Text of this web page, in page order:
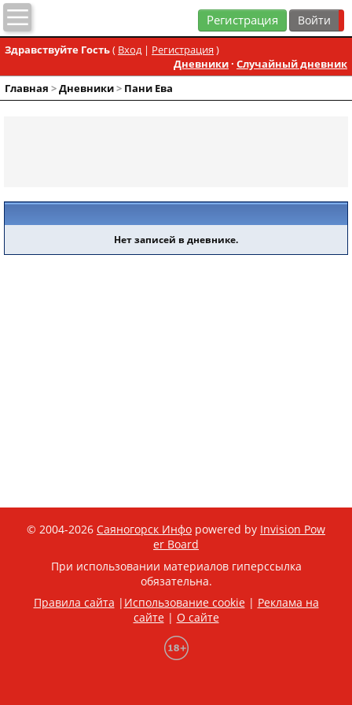
Регистрация
Здравствуйте Гость( Вход| Регистрация )
Дневники· Случайный дневник
Главная >Дневники> Пани Ева
Нет записей в дневнике.
© 2004-2026 Саяногорск Инфо powered by Invision Pow
er Board
При использовании материалов гиперссылка
обязательна.
Правила сайта | Использование cookie| Реклама на
сайте| О сайте